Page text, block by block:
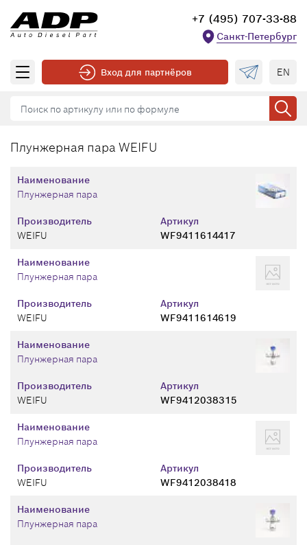
+7 (495) 707-33-88
Санкт-Петербург
Вход для партнёров EN
Плунжерная пара WEIFU
Производитель
WEIFU
Артикул
WF9411614417
Наименование
Плунжерная пара
Производитель
WEIFU
Артикул
WF9411614619
Наименование
Плунжерная пара
Производитель
WEIFU
Артикул
WF9412038315
Наименование
Плунжерная пара
Производитель
WEIFU
Артикул
WF9412038418
Наименование
Плунжерная пара
Наименование
Плунжерная пара